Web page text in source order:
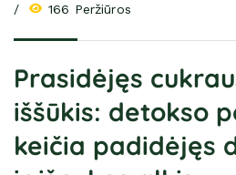
166 Peržiūros
Prasidėjęs
iššūkis: detokso
keičia padidėjęs